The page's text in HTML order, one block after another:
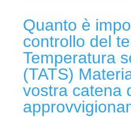
Quanto è
controllo del
Temperatura
(TATS)
vostra catena